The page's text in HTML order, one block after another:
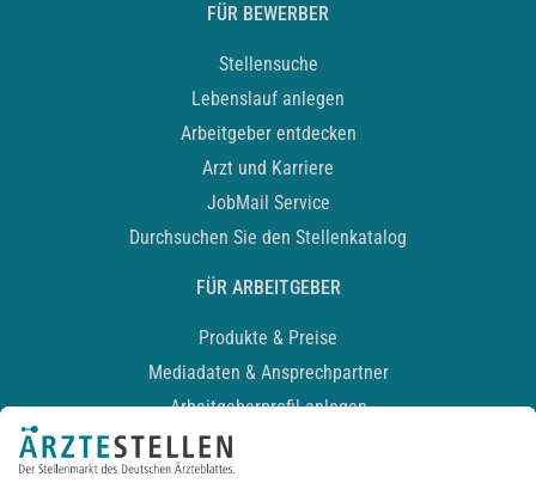
FÜR BEWERBER
Stellensuche
Lebenslauf anlegen
Arbeitgeber entdecken
Arzt und Karriere
JobMail Service
Durchsuchen Sie den Stellenkatalog
FÜR ARBEITGEBER
Produkte & Preise
Mediadaten & Ansprechpartner
Arbeitgeberprofil anlegen
Recruiting-Podcast